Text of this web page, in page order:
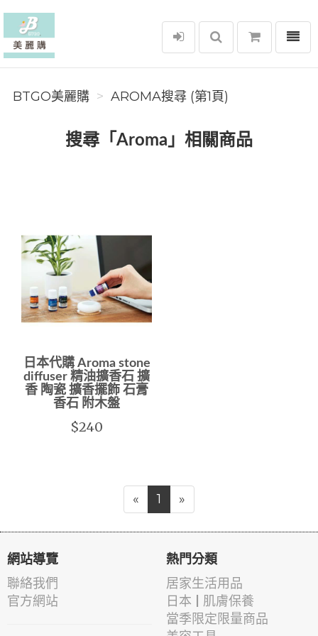
BTGO美麗購
選單
BTGO美麗購 AROMA搜尋 (第1頁)
搜尋「Aroma」相關商品
日本代購 Aroma stone
diffuser 精油擴香石 擴
香 陶瓷 擴香擺飾 石膏
香石 附木盤
$240
« 1 »
網站導覽
聯絡我們
官方網站
熱門分類
居家生活用品
日本 | 肌膚保養
當季限定限量商品